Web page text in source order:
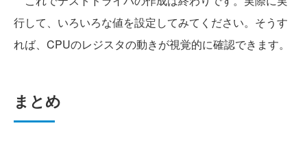
行して、いろいろな値を設定してみてください。そうす
れば、CPUのレジスタの動きが視覚的に確認できます。
まとめ